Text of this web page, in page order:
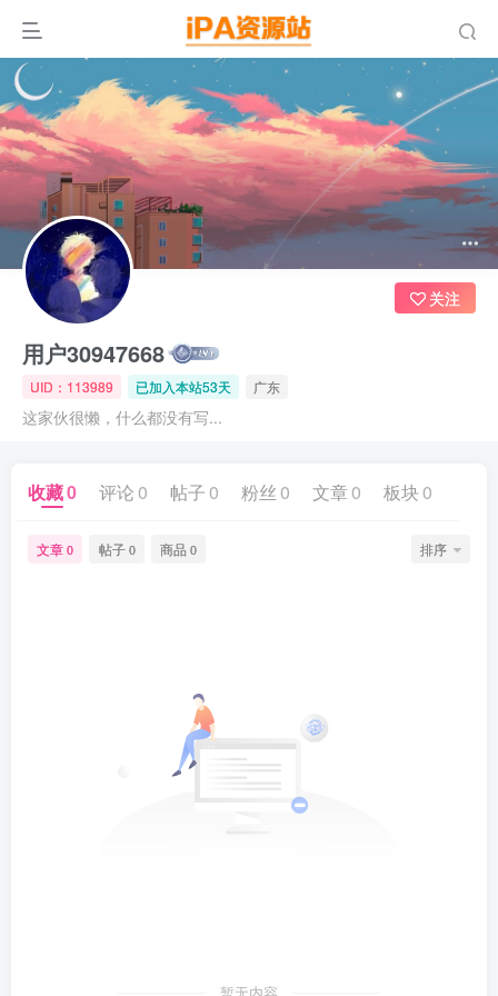
用户30947668
UID：113989 已加入本站53天 广东
这家伙很懒，什么都没有写...
关注
收藏0 评论 0 帖子 0 粉丝 0 文章0 板块 0
文章 0 帖子 0 商品 0 排序